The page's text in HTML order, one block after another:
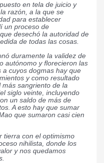
en tela de juicio y
razón, a la que se
para establecer
un proceso de
desechó la autoridad de
de todas las cosas.
duramente la validez de
autónomo y florecieron las
a cuyos dogmas hay que
y como resultado
sangriento de la
siglo veinte, incluyendo
un saldo de más de
A esto hay que sumar
que sumaron casi cien
tierra con el optimismo
nihilista, donde los
y nos quedamos